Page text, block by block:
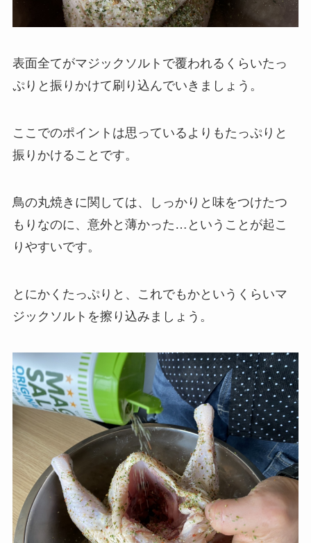
表面全てがマジックソルトで覆われるくらいたっ
ぷりと振りかけて刷り込んでいきましょう。
ここでのポイントは思っているよりもたっぷりと
振りかける ことです。
鳥の丸焼きに関しては、しっかりと味をつけたつ
もりなのに、意外と薄かった…ということが起こ
りやすいです。
とにかくたっぷりと、これでもかというくらいマ
ジックソルトを擦り込みましょう。